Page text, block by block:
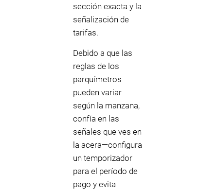
sección exacta y la
señalización de
tarifas.
Debido a que las
reglas de los
parquímetros
pueden variar
según la manzana,
confía en las
señales que ves en
la acera—configura
un temporizador
para el período de
pago y evita